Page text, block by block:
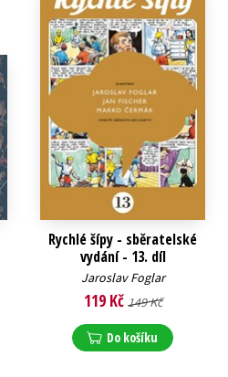
Rychlé šípy - sběratelské
vydání - 13. díl
Jaroslav Foglar
119 Kč 149 Kč
Do košíku